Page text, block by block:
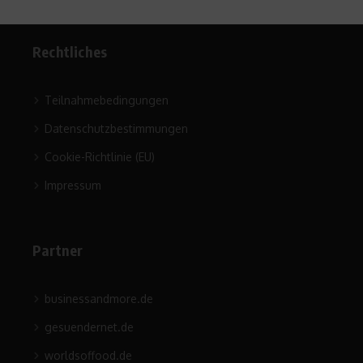
Rechtliches
Teilnahmebedingungen
Datenschutzbestimmungen
Cookie-Richtlinie (EU)
Impressum
Partner
businessandmore.de
gesuendernet.de
worldsoffood.de